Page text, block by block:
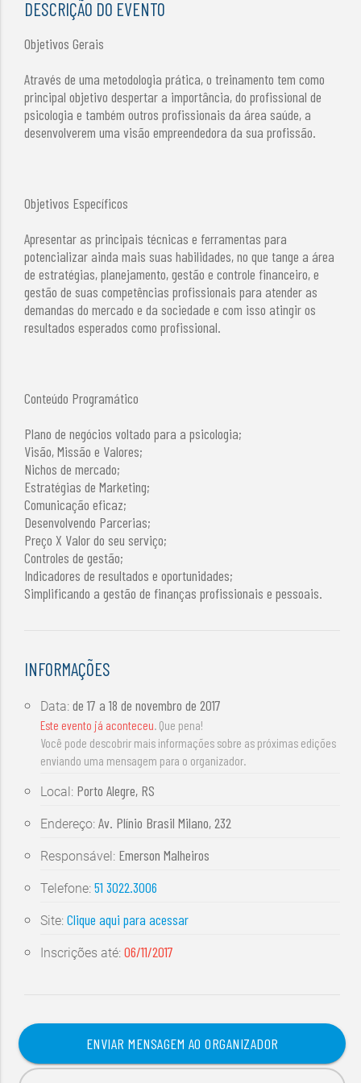
DESCRIÇÃO DO EVENTO
Objetivos Gerais
Através de uma metodologia prática, o treinamento tem como
principal objetivo despertar a importância, do profissional de
psicologia e também outros profissionais da área saúde, a
desenvolverem uma visão empreendedora da sua profissão.
Objetivos Específicos
Apresentar as principais técnicas e ferramentas para
potencializar ainda mais suas habilidades, no que tange a área
de estratégias, planejamento, gestão e controle financeiro, e
gestão de suas competências profissionais para atender as
demandas do mercado e da sociedade e com isso atingir os
resultados esperados como profissional.
Conteúdo Programático
Plano de negócios voltado para a psicologia;
Visão, Missão e Valores;
Nichos de mercado;
Estratégias de Marketing;
Comunicação eficaz;
Desenvolvendo Parcerias;
Preço X Valor do seu serviço;
Controles de gestão;
Indicadores de resultados e oportunidades;
Simplificando a gestão de finanças profissionais e pessoais.
INFORMAÇÕES
Data:de17 a 18 de novembro de 2017
Este evento já aconteceu. Que pena!
Você pode descobrir mais informações sobre as próximas edições
enviando uma mensagem para o organizador.
Local: Porto Alegre, RS
Endereço:Av. Plínio Brasil Milano, 232
Responsável: Emerson Malheiros
Telefone:51 3022.3006
Site:Clique aqui para acessar
Inscrições até:06/11/2017
ENVIAR MENSAGEM AO ORGANIZADOR